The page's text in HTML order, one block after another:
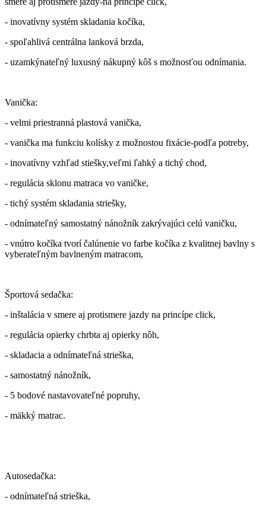
- inovatívny systém skladania kočíka,
- spoľahlivá centrálna lanková brzda,
- uzamkýnateľný luxusný nákupný kôš s možnosťou odnímania.
Vanička:
- velmi priestranná plastová vanička,
- vanička ma funkciu kolísky z možnostou fixácie-podľa potreby,
- inovatívny vzhľad stiešky,veľmi ľahký a tichý chod,
- regulácia sklonu matraca vo vaničke,
- tichý systém skladania striešky,
- odnímateľný samostatný nánožník zakrývajúci celú vaničku,
- vnútro kočíka tvorí čalúnenie vo farbe kočíka z kvalitnej bavlny s
vyberateľným bavlneným matracom,
Športová sedačka:
- inštalácia v smere aj protismere jazdy na princípe click,
- regulácia opierky chrbta aj opierky nôh,
- skladacia a odnímateľná strieška,
- samostatný nánožník,
- 5 bodové nastavovateľné popruhy,
- mäkký matrac.
Autosedačka:
- odnímateľná strieška,